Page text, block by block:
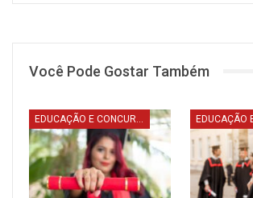
Você Pode Gostar Também